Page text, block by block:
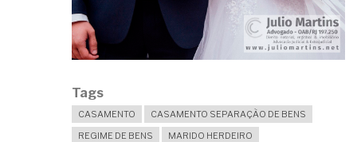
Tags
CASAMENTO
CASAMENTO SEPARAÇÃO DE BENS
REGIME DE BENS
MARIDO HERDEIRO